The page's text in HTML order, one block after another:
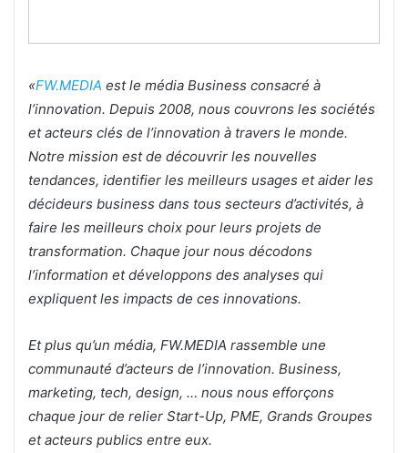
«FW.MEDIA est le média Business consacré à
l’innovation. Depuis 2008, nous couvrons les sociétés
et acteurs clés de l’innovation à travers le monde.
Notre mission est de découvrir les nouvelles
tendances, identifier les meilleurs usages et aider les
décideurs business dans tous secteurs d’activités, à
faire les meilleurs choix pour leurs projets de
transformation. Chaque jour nous décodons
l’information et développons des analyses qui
expliquent les impacts de ces innovations.
Et plus qu’un média, FW.MEDIA rassemble une
communauté d’acteurs de l’innovation. Business,
marketing, tech, design, … nous nous efforçons
chaque jour de relier Start-Up, PME, Grands Groupes
et acteurs publics entre eux.